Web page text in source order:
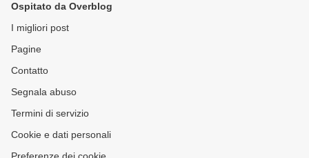
prossimo 26 ottobre
Ospitato da Overblog
I migliori post
Pagine
Contatto
Segnala abuso
Termini di servizio
Cookie e dati personali